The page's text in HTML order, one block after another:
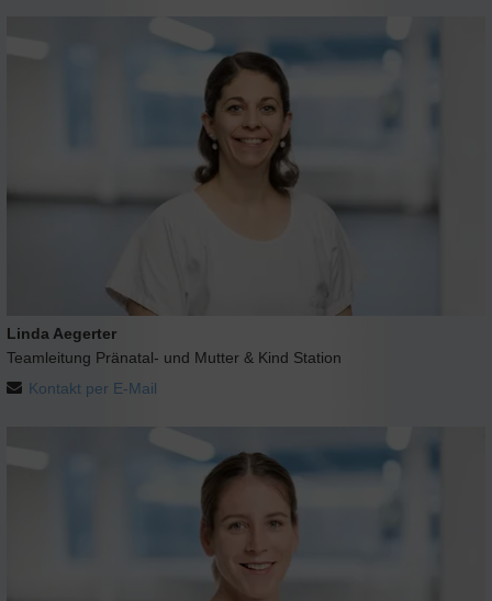
Linda Aegerter
Teamleitung Pränatal- und Mutter & Kind Station
Kontakt per E-Mail